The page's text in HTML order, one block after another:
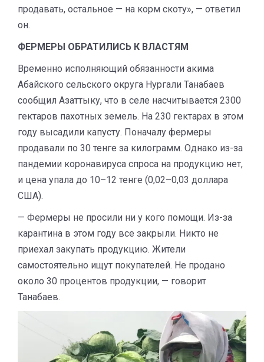
продавать, остальное — на корм скоту», — ответил
он.
ФЕРМЕРЫ ОБРАТИЛИСЬ К ВЛАСТЯМ
Временно исполняющий обязанности акима
Абайского сельского округа Нургали Танабаев
сообщил Азаттыку, что в селе насчитывается 2300
гектаров пахотных земель. На 230 гектарах в этом
году высадили капусту. Поначалу фермеры
продавали по 30 тенге за килограмм. Однако из-за
пандемии коронавируса спроса на продукцию нет,
и цена упала до 10–12 тенге (0,02–0,03 доллара
США).
— Фермеры не просили ни у кого помощи. Из-за
карантина в этом году все закрыли. Никто не
приехал закупать продукцию. Жители
самостоятельно ищут покупателей. Не продано
около 30 процентов продукции, — говорит
Танабаев.